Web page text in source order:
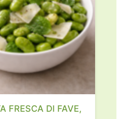
FRESCA DI FAVE,